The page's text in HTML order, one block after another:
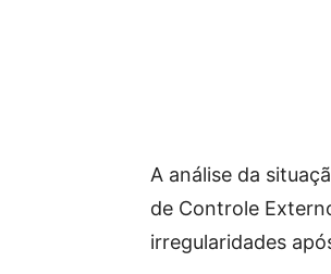
A análise da
de Controle
irregularidades